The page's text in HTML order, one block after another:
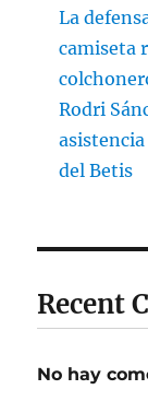
La
camiseta
Rodri
del Betis
Recent
No hay